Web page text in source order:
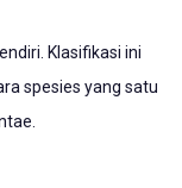
Klasifikasi ini
spesies yang satu